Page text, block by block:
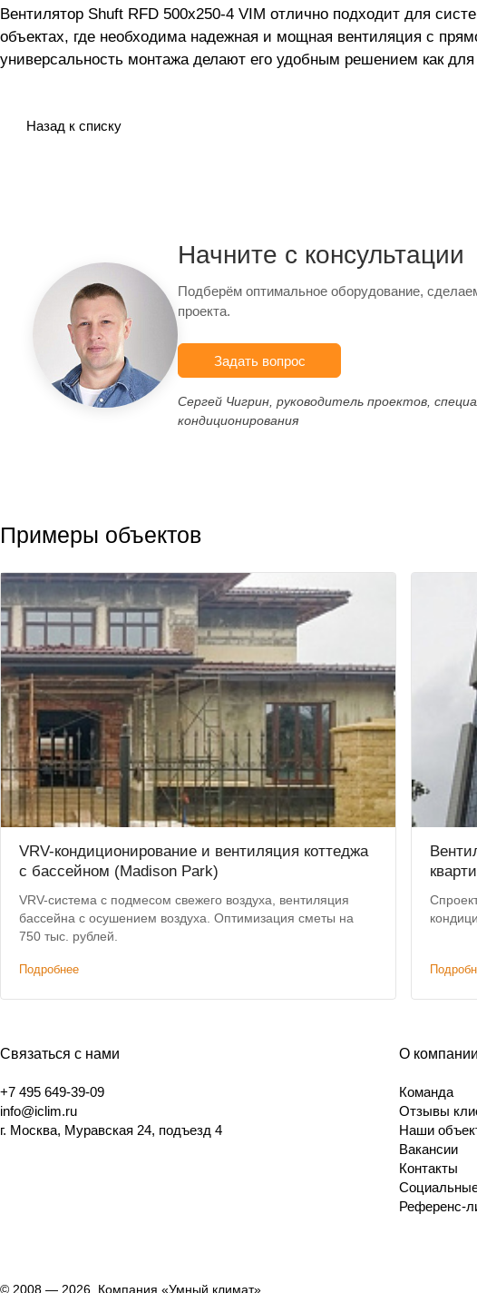
Вентилятор Shuft RFD 500x250-4 VIM отлично подходит для
объектах, где необходима надежная и мощная вентиляция с
универсальность монтажа делают его удобным решением как
Назад к списку
Начните с консультации
Подберём оптимальное оборудование,
проекта.
Задать вопрос
Сергей Чигрин, руководитель проектов,
кондиционирования
Примеры объектов
VRV-кондиционирование и вентиляция коттеджа
с бассейном (Madison Park)
VRV-система с подмесом свежего воздуха, вентиляция
бассейна с осушением воздуха. Оптимизация сметы на
750 тыс. рублей.
Подробнее
Связаться с нами
+7 495 649-39-09
info@iclim.ru
г. Москва, Муравская 24, подъезд 4
О компании
Команда
Отзывы
Наши
Вакансии
Контакты
Референс-
© 2008 — 2026, Компания «Умный климат»